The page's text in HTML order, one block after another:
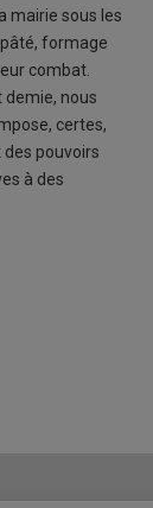
mairie sous les
formage
combat.
nous
certes,
pouvoirs
à des